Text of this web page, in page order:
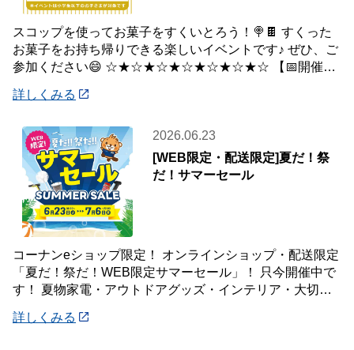
スコップを使ってお菓子をすくいとろう！🍭🍫 すくった
お菓子をお持ち帰りできる楽しいイベントです♪ ぜひ、ご
参加ください😄 ☆★☆★☆★☆★☆★☆★☆ 【📅開催日
詳しくみる
2026.06.23
[WEB限定・配送限定]夏だ！祭
だ！サマーセール
コーナンeショップ限定！ オンラインショップ・配送限定
「夏だ！祭だ！WEB限定サマーセール」！ 只今開催中で
す！ 夏物家電・アウトドアグッズ・インテリア・大切な
詳しくみる